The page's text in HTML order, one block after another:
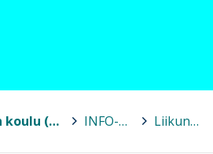
Jussinpekan koulu (7-9) > INFO-TV: Liikunta